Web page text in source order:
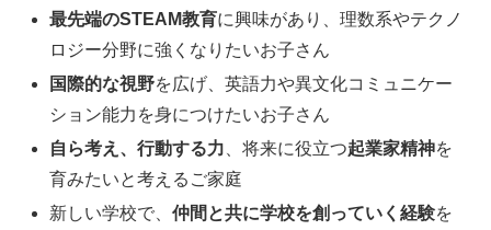
最先端のSTEAM教育に興味があり、理数系やテクノ
ロジー分野に強くなりたいお子さん
国際的な視野を広げ、英語力や異文化コミュニケー
ション能力を身につけたいお子さん
自ら考え、行動する力 、将来に役立つ起業家精神を
育みたいと考えるご家庭
新しい学校で、仲間と共に学校を創っていく経験を